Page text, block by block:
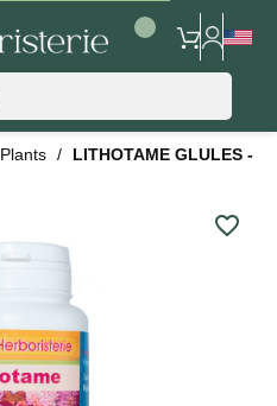
Plants
LITHOTAME GLULES -
favorite_border